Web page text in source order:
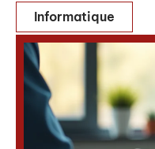
Informatique